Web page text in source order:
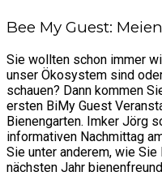
Bee My Guest:
Sie wollten schon immer
unser Ökosystem sind
schauen? Dann kommen
ersten BiMy Guest
Bienengarten. Imker Jörg
informativen Nachmittag
Sie unter anderem, wie
nächsten Jahr